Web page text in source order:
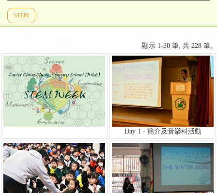
STEM
顯示 1-30 筆, 共 228 筆。
Day 1 - 簡介及音樂科活動